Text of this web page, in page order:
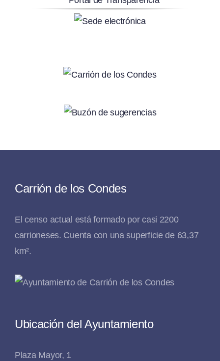
Carrión de los Condes
El censo actual está formado por casi 2200
carrioneses. Cuenta con una superficie de 63,37
km².
Ubicación del Ayuntamiento
Plaza Mayor, 1